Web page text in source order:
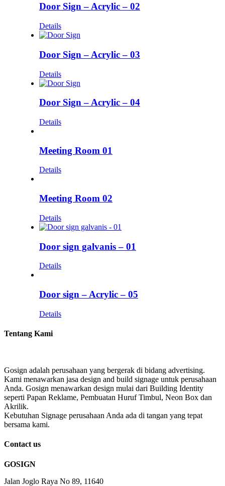
Door Sign – Acrylic – 02
Details
Door Sign – Acrylic – 03
Details
Door Sign – Acrylic – 04
Details
Meeting Room 01
Details
Meeting Room 02
Details
Door sign galvanis – 01
Details
Door sign – Acrylic – 05
Details
Tentang Kami
Gosign adalah perusahaan yang bergerak di bidang advertising.
Kami menawarkan jasa design and build signage untuk perusahaan
Anda. Gosign menawarkan design mulai dari Building Identity
seperti Papan Reklame, Pembuatan Huruf Timbul, Neon Box dan
Akrilik.
Kebutuhan Signage perusahaan Anda ada di tangan yang tepat
bersama kami.
Contact us
GOSIGN
Jalan Joglo Raya No 89, 11640